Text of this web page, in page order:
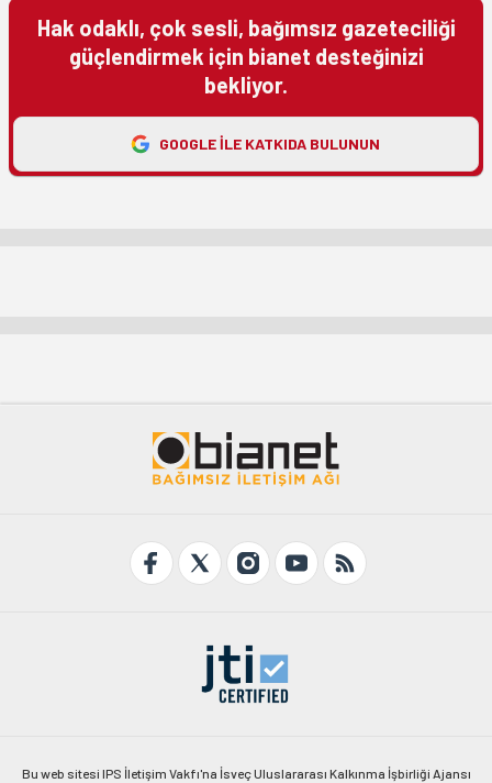
Hak odaklı, çok sesli, bağımsız gazeteciliği
güçlendirmek için bianet desteğinizi
bekliyor.
GOOGLE ILE KATKIDA BULUNUN
Bu web sitesi IPS İletişim Vakfı'na İsveç Uluslararası Kalkınma İşbirliği Ajansı